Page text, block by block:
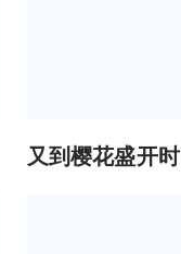
又到樱花盛开时